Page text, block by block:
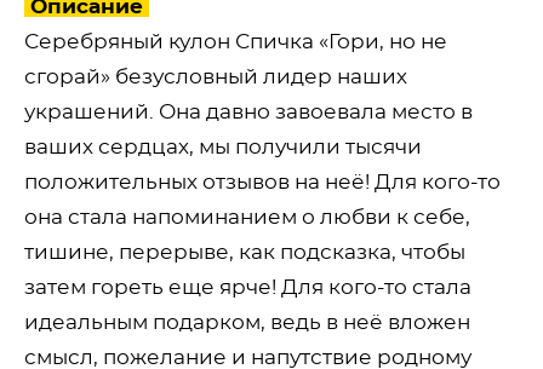
Описание
Серебряный кулон Спичка «Гори, но не
сгорай» безусловный лидер наших
украшений. Она давно завоевала место в
ваших сердцах, мы получили тысячи
положительных отзывов на неё! Для кого-то
она стала напоминанием о любви к себе,
тишине, перерыве, как подсказка, чтобы
затем гореть еще ярче! Для кого-то стала
идеальным подарком, ведь в неё вложен
смысл, пожелание и напутствие родному